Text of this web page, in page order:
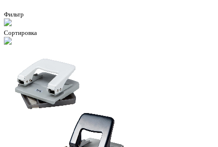
Фильтр
Сортировка